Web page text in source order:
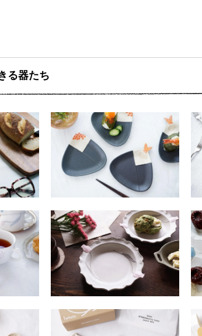
る器たち
大
)
ニ１ おにぎりのお皿
1,800円(税込1,980円)
のマ
)
ニ１２ チューリップの西
洋深皿 ピンク
1,700円(税込1,870円)
ト小
ニ５ ソフトクリーム小皿